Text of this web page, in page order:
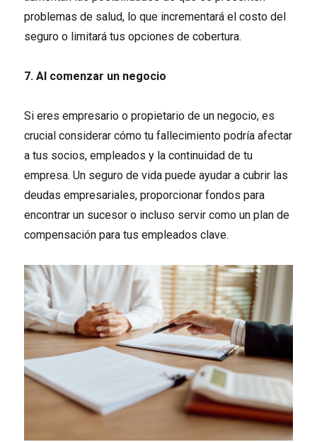
problemas de salud, lo que incrementará el costo del
seguro o limitará tus opciones de cobertura.
7. Al comenzar un negocio
Si eres empresario o propietario de un negocio, es
crucial considerar cómo tu fallecimiento podría afectar
a tus socios, empleados y la continuidad de tu
empresa. Un seguro de vida puede ayudar a cubrir las
deudas empresariales, proporcionar fondos para
encontrar un sucesor o incluso servir como un plan de
compensación para tus empleados clave.